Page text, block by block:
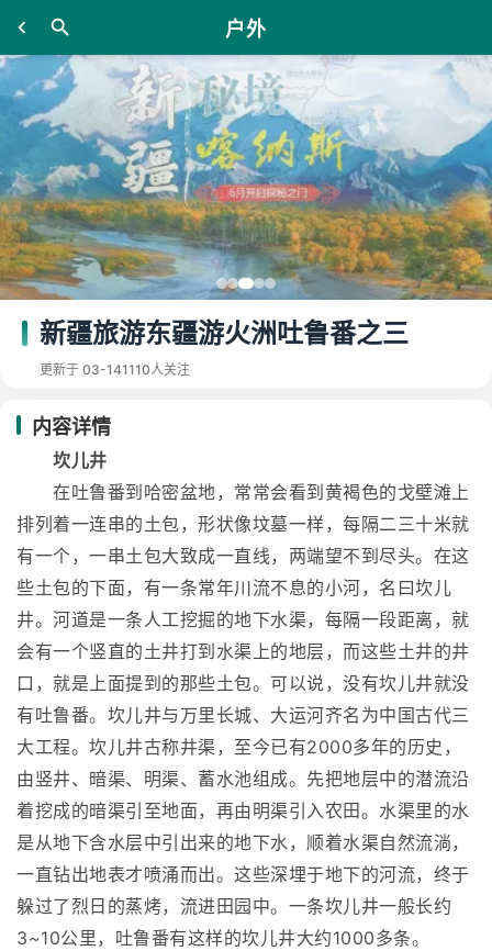
户外
新疆旅游东疆游火洲吐鲁番之三
更新于 03-141110人关注
内容详情
坎儿井
在吐鲁番到哈密盆地，常常会看到黄褐色的戈壁滩上
排列着一连串的土包，形状像坟墓一样，每隔二三十米就
有一个，一串土包大致成一直线，两端望不到尽头。在这
些土包的下面，有一条常年川流不息的小河，名曰坎儿
井。河道是一条人工挖掘的地下水渠，每隔一段距离，就
会有一个竖直的土井打到水渠上的地层，而这些土井的井
口，就是上面提到的那些土包。可以说，没有坎儿井就没
有吐鲁番。坎儿井与万里长城、大运河齐名为中国古代三
大工程。坎儿井古称井渠，至今已有2000多年的历史，
由竖井、暗渠、明渠、蓄水池组成。先把地层中的潜流沿
着挖成的暗渠引至地面，再由明渠引入农田。水渠里的水
是从地下含水层中引出来的地下水，顺着水渠自然流淌，
一直钻出地表才喷涌而出。这些深埋于地下的河流，终于
躲过了烈日的蒸烤，流进田园中。一条坎儿井一般长约
3~10公里，吐鲁番有这样的坎儿井大约1000多条。